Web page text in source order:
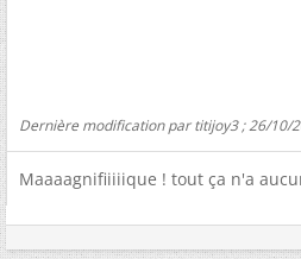
Dernière modification par titijoy3 ; 26/10/
Maaaagnifiiiiique ! tout ça n'a